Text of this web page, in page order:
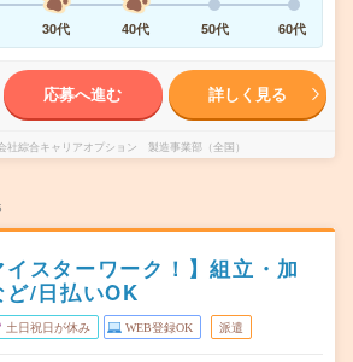
30代 40代 50代 60代
応募へ進む 詳しく見る
社綜合キャリアオプション 製造事業部（全国）
イスターワーク！】組立・加
ど/日払いOK
土日祝日が休み WEB登録OK 派遣